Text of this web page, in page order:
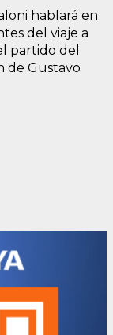
hablará en
del viaje a
partido del
de Gustavo